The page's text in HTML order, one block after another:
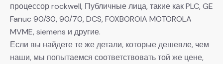
процессор rockwell, Публичные лица, такие как PLC, GE
Fanuc 90/30, 90/70, DCS, FOXBOROIA MOTOROLA
MVME, siemens и другие.
Если вы найдете те же детали, которые дешевле, чем
наши, мы попытаемся соответствовать той же цене,